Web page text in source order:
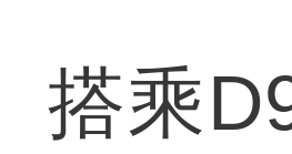
搭乘